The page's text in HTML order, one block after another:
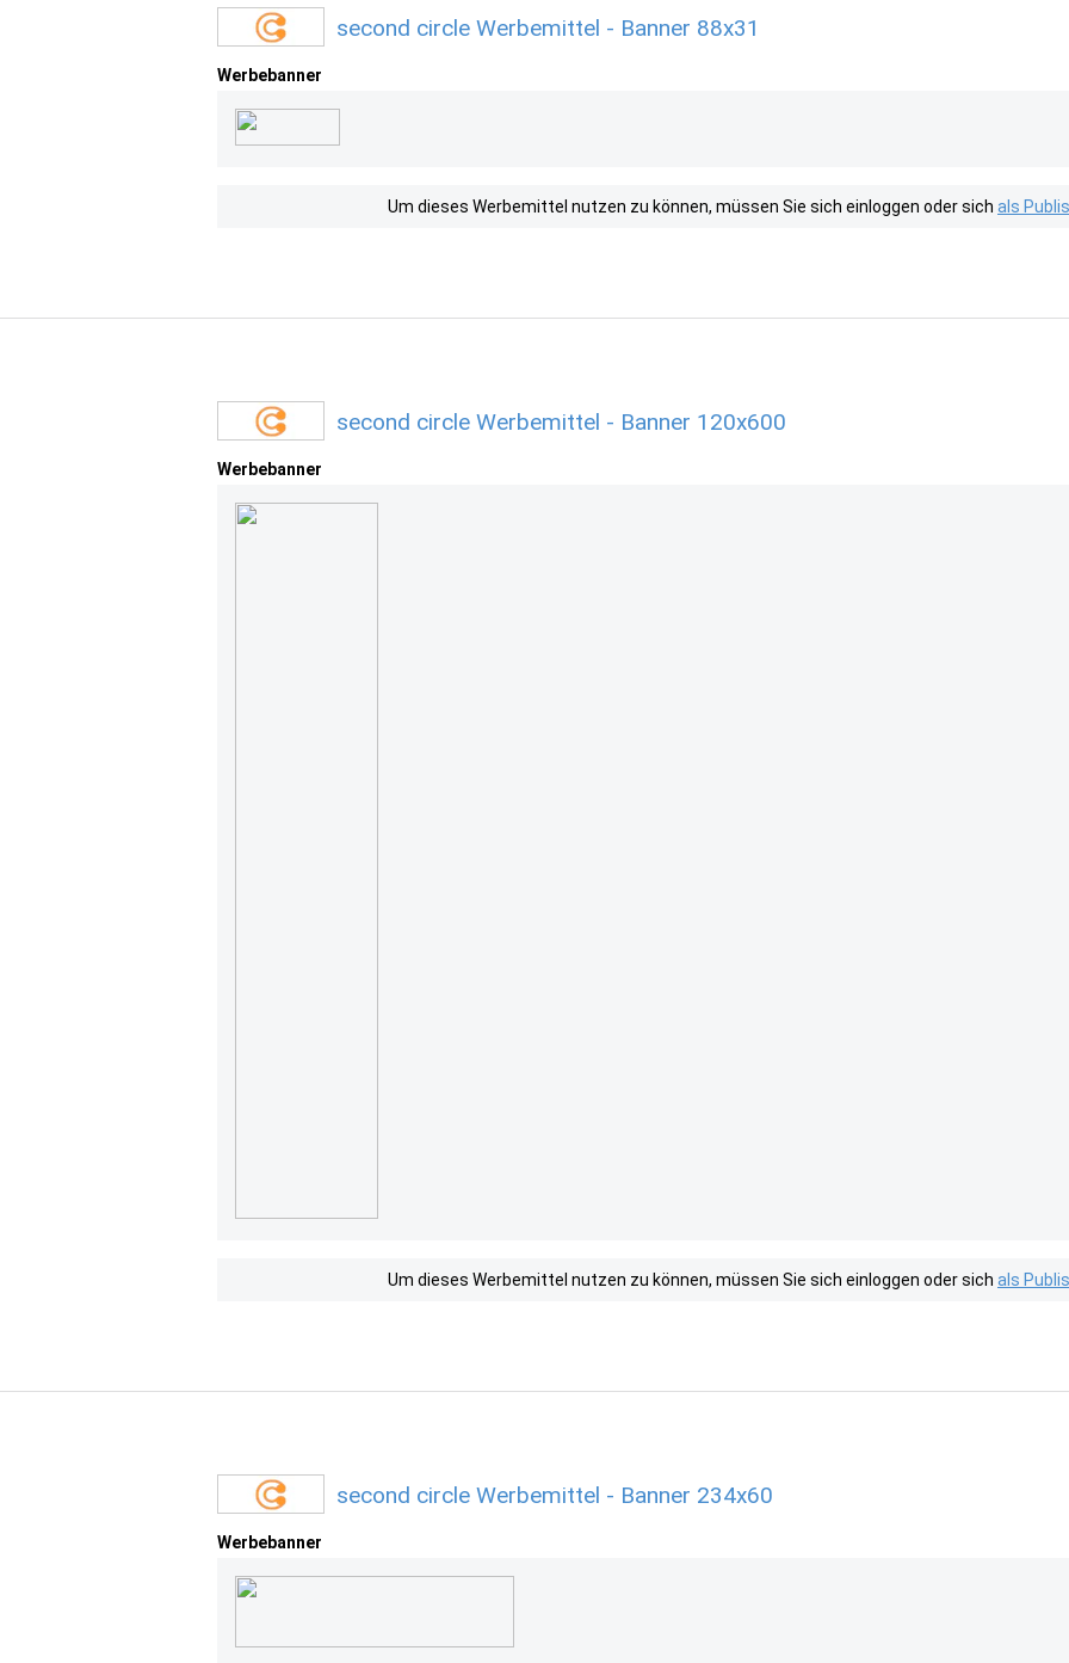
second circle Werbemittel - Banner 88x31
Werbebanner
Um dieses Werbemittel nutzen zu können, müssen Sie sich einloggen oder sich als
second circle Werbemittel - Banner 120x600
Werbebanner
Um dieses Werbemittel nutzen zu können, müssen Sie sich einloggen oder sich als
second circle Werbemittel - Banner 234x60
Werbebanner